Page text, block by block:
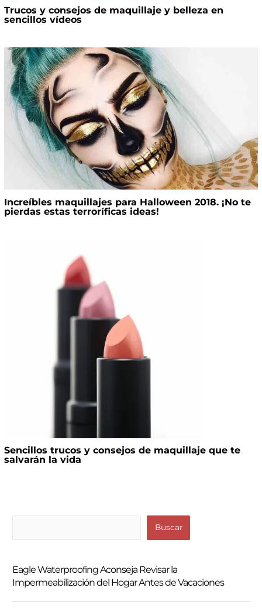
Trucos y consejos de maquillaje y belleza en
sencillos vídeos
Increíbles maquillajes para Halloween 2018. ¡No te
pierdas estas terroríficas ideas!
Sencillos trucos y consejos de maquillaje que te
salvarán la vida
c
a
r
Buscar
Eagle Waterproofing Aconseja Revisar la
Impermeabilización del Hogar Antes de Vacaciones